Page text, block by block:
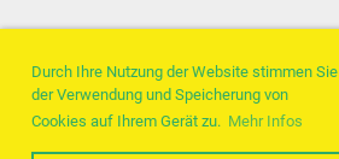
Durch Ihre Nutzung der Website stimmen Sie
der Verwendung und Speicherung von
Cookies auf Ihrem Gerät zu. Mehr Infos